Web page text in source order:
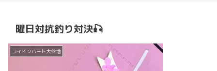
曜日対抗釣り対決🎣
ライオンハート大谷地